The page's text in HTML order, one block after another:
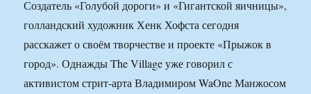
Создатель «Голубой дороги» и «Гигантской яичницы»,
голландский художник Хенк Хофста сегодня
расскажет о своём творчестве и проекте «Прыжок в
город». Однажды The Village уже говорил с
активистом стрит-арта Владимиром WaOne Манжосом